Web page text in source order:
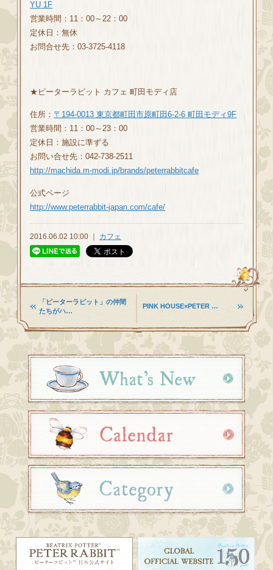
YU 1F
営業時間：11：00～22：00
定休日：無休
お問合せ先：03-3725-4118
★ピーターラビット カフェ 町田モディ店
住所：〒194-0013 東京都町田市原町田6-2-6 町田モディ9F
営業時間：11：00～23：00
定休日：施設に準ずる
お問い合せ先：042-738-2511
http://machida.m-modi.jp/brands/peterrabbitcafe
公式ページ
http://www.peterrabbit-japan.com/cafe/
2016.06.02 10:00 ｜ カフェ
「ピーターラビット」の仲間
たちがハ…
PINK HOUSE×PETER …